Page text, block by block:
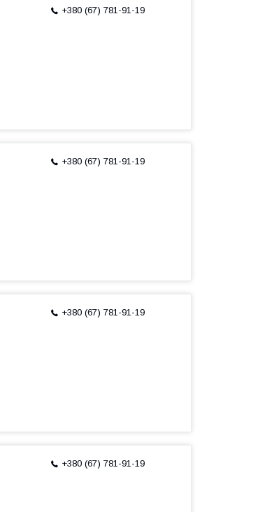
+380 (67) 781-91-19
+380 (67) 781-91-19
+380 (67) 781-91-19
+380 (67) 781-91-19